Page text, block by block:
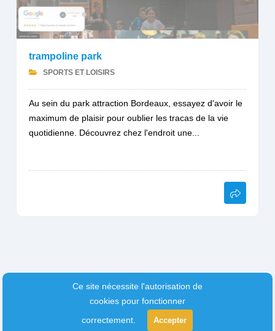
trampoline park
SPORTS ET LOISIRS
Au sein du park attraction Bordeaux, essayez d'avoir le
maximum de plaisir pour oublier les tracas de la vie
quotidienne. Découvrez chez l'endroit une...
Ce site nécessite l'autorisation de
cookies pour fonctionner
correctement.
Accepter